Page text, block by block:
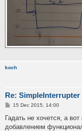
koch
Re: SimpleInterrupter
P
s
t
15 Dec 2015, 14:00
Гадать не хочется, а
добавлением